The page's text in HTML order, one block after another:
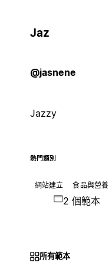
Jaz
@jasnene
Jazzy
熱門類別
網站建立 食品與營養
2 個範本
所有範本